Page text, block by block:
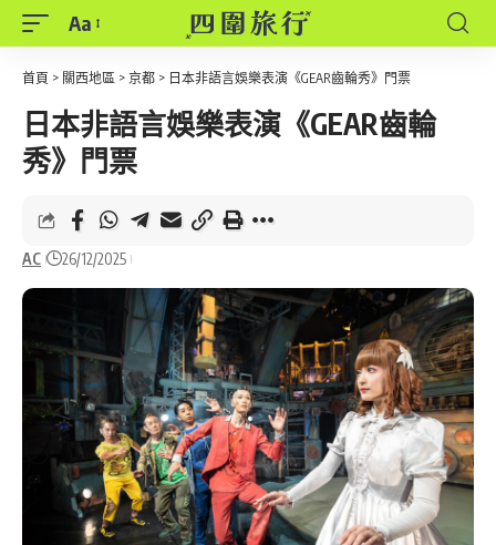
Font
Resizer
Aa
首頁 > 關西地區 > 京都 > 日本非語言娛樂表演《GEAR齒輪秀》門票
日本非語言娛樂表演《GEAR齒輪
秀》門票
AC 26/12/2025